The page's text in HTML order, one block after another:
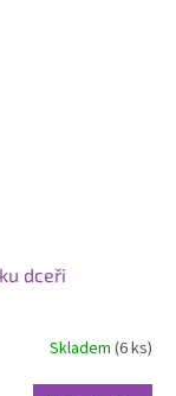
dceři
Skladem (6 ks)